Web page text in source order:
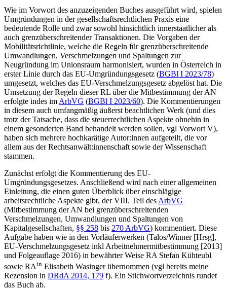
Wie im Vorwort des anzuzeigenden Buches ausgeführt wird, spielen
Umgründungen in der gesellschaftsrechtlichen Praxis eine
bedeutende Rolle und zwar sowohl hinsichtlich innerstaatlicher als
auch grenzüberschreitender Transaktionen. Die Vorgaben der
Mobilitätsrichtlinie, welche die Regeln für grenzüberschreitende
Umwandlungen, Verschmelzungen und Spaltungen zur
Neugründung im Unionsraum harmonisiert, wurden in Österreich in
erster Linie durch das EU-Umgründungsgesetz (BGBl I 2023/78)
umgesetzt, welches das EU-Verschmelzungsgesetz abgelöst hat. Die
Umsetzung der Regeln dieser RL über die Mitbestimmung der AN
erfolgte indes im ArbVG (BGBl I 2023/60). Die Kommentierungen
in diesem auch umfangmäßig äußerst beachtlichen Werk (und dies
trotz der Tatsache, dass die steuerrechtlichen Aspekte ohnehin in
einem gesonderten Band behandelt werden sollen, vgl Vorwort V),
haben sich mehrere hochkarätige Autor:innen aufgeteilt, die vor
allem aus der Rechtsanwält:innenschaft sowie der Wissenschaft
stammen.
Zunächst erfolgt die Kommentierung des EU-
Umgründungsgesetzes. Anschließend wird nach einer allgemeinen
Einleitung, die einen guten Überblick über einschlägige
arbeitsrechtliche Aspekte gibt, der VIII. Teil des ArbVG
(Mitbestimmung der AN bei grenzüberschreitenden
Verschmelzungen, Umwandlungen und Spaltungen von
Kapitalgesellschaften, §§ 258 bis 270 ArbVG) kommentiert. Diese
Aufgabe haben wie in den Vorläuferwerken (Talos/Winner[Hrsg],
EU-Verschmelzungsgesetz inkl Arbeitnehmermitbestimmung [2013]
und Folgeauflage 2016) in bewährter Weise RA Stefan Kühteubl
sowie RAin Elisabeth Wasingerübernommen (vgl bereits meine
Rezension in DRdA 2014, 179 f). Ein Stichwortverzeichnis rundet
das Buch ab.